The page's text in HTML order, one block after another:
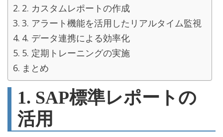
2. カスタムレポートの作成
3. アラート機能を活用したリアルタイム監視
4. データ連携による効率化
5. 定期トレーニングの実施
まとめ
1. SAP標準レポートの
活用